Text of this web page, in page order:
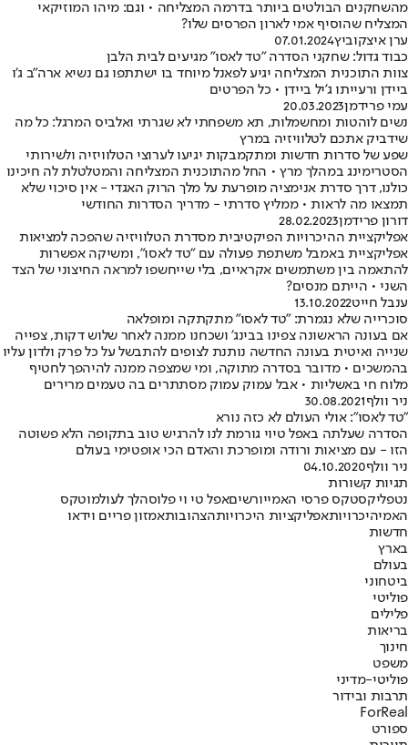
מהשחקנים הבולטים ביותר בדרמה המצליחה • וגם: מיהו המוזיקאי
המצליח שהוסיף אמי לארון הפרסים שלו?
ערן איצקוביץ07.01.2024
כבוד גדול: שחקני הסדרה "טד לאסו" מגיעים לבית הלבן
צוות התוכנית המצליחה יגיע לפאנל מיוחד בו ישתתפו גם נשיא ארה"ב ג'ו
ביידן ורעייתו ג'יל ביידן • כל הפרטים
עמי פרידמן20.03.2023
נשים לוהטות ומחשמלות, תא משפחתי לא שגרתי ואלביס המרגל: כל מה
שידביק אתכם לטלוויזיה במרץ
שפע של סדרות חדשות ומתקמבקות יגיעו לערוצי הטלוויזיה ולשירותי
הסטרימינג במהלך מרץ • החל מהתוכנית המצליחה והמטלטלת לה חיכינו
כולנו, דרך סדרת אנימציה מופרעת על מלך הרוק האגדי - אין סיכוי שלא
תמצאו מה לראות • ממליץ סדרתי - מדריך הסדרות החודשי
דורון פרידמן28.02.2023
אפליקציית ההיכרויות הפיקטיבית מסדרת הטלוויזיה שהפכה למציאות
אפליקציית באמבל משתפת פעולה עם "טד לאסו", ומשיקה אפשרות
להתאמה בין משתמשים אקראיים, בלי שייחשפו למראה החיצוני של הצד
השני • הייתם מנסים?
ענבל חייט13.10.2022
סוכרייה שלא נגמרת: "טד לאסו" מתקתקה ומופלאה
אם בעונה הראשונה צפינו בבינג' ושכחנו ממנה לאחר שלוש דקות, צפייה
שנייה ואיטית בעונה החדשה נותנת לצופים להתבשל על כל פרק ולדון עליו
בהמשכים • מדובר בסדרה מתוקה, ומי שמצפה ממנה להיהפך לחטיף
מלוח חי באשליות • אבל עמוק עמוק מסתתרים בה טעמים מרירים
ניר וולף30.08.2021
"טד לאסו": אולי העולם לא כזה נורא
הסדרה שעלתה באפל טיוי גורמת לנו להרגיש טוב בתקופה הלא פשוטה
הזו - עם מציאות ורודה ומופרכת והאדם הכי אופטימי בעולם
ניר וולף04.10.2020
תגיות קשורות
נטפליקסטקס פרסי האמייורשיםאפל טי וי פלוסהלך לעולמוטקס
האמיהיכרויותאפליקציות היכרויותהצהובותאמזון פריים וידאו
חדשות
בארץ
בעולם
ביטחוני
פוליטי
פלילים
בריאות
חינוך
משפט
פוליטי-מדיני
תרבות ובידור
ForReal
ספורט